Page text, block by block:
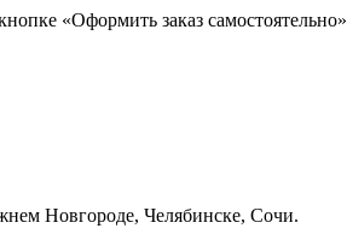
«Оформить заказ
Новгороде, Челябинске, Сочи.